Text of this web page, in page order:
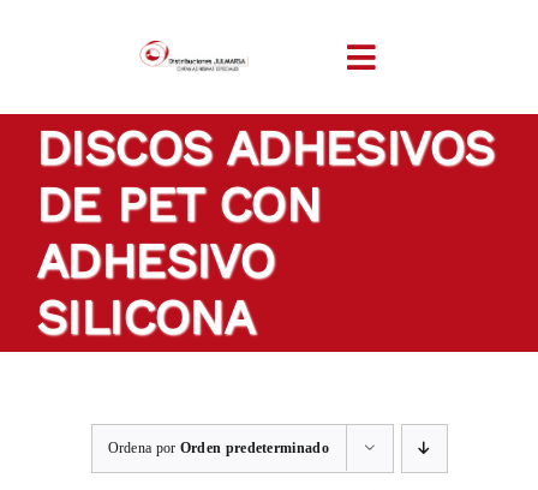
Toggle
Navigation
INICIO
EMPRESA
PRODUCTOS
SECTORES
DISCOS ADHESIVOS
DE PET CON
ADHESIVO
SILICONA
Ordena por Orden predeterminado